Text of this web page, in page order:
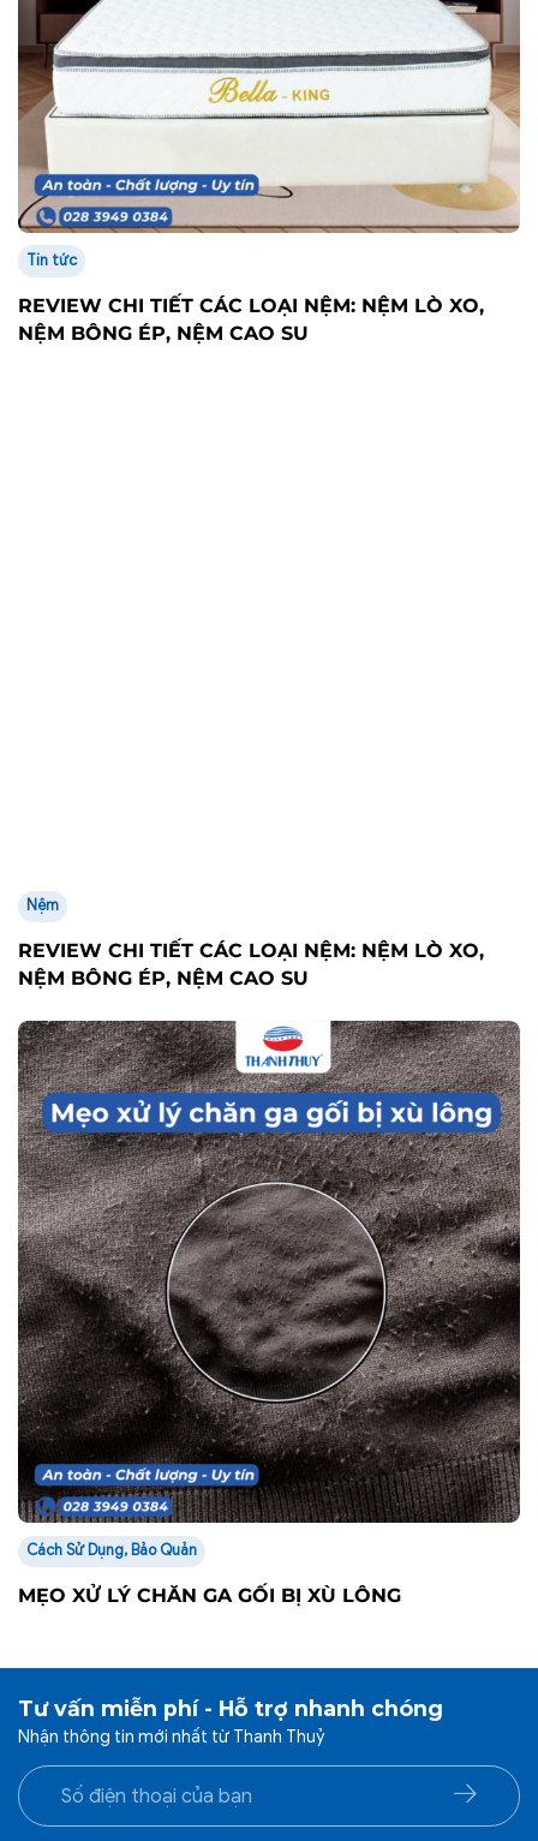
Tin tức
REVIEW CHI TIẾT CÁC LOẠI NỆM: NỆM LÒ XO,
NỆM BÔNG ÉP, NỆM CAO SU
Nệm
REVIEW CHI TIẾT CÁC LOẠI NỆM: NỆM LÒ XO,
NỆM BÔNG ÉP, NỆM CAO SU
Cách Sử Dụng, Bảo Quản
MẸO XỬ LÝ CHĂN GA GỐI BỊ XÙ LÔNG
Tư vấn miễn phí - Hỗ trợ nhanh chóng
Nhận thông tin mới nhất từ Thanh Thuỷ